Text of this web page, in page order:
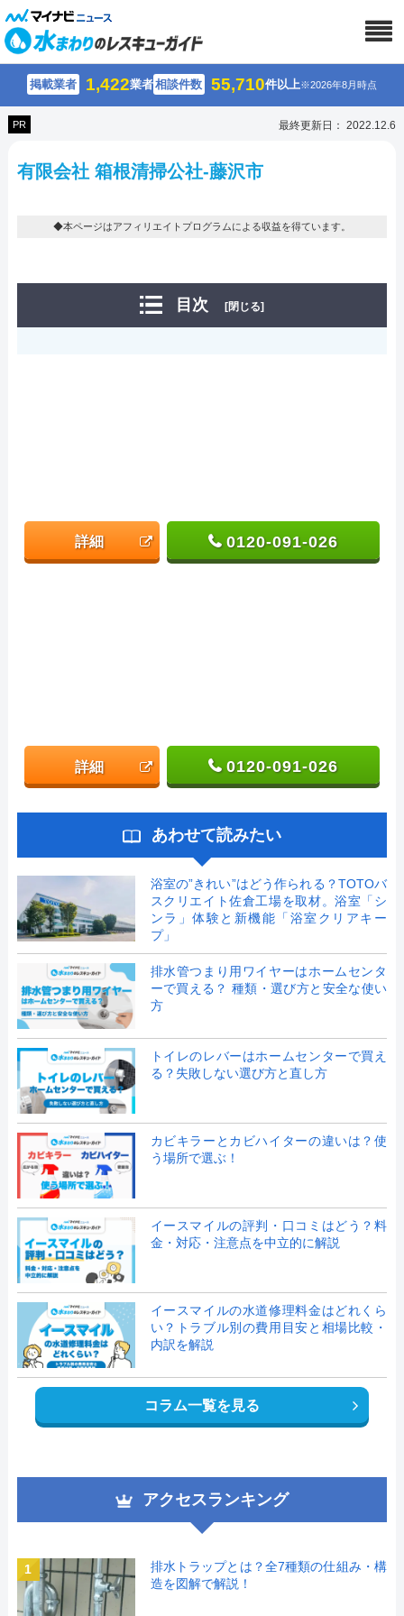
掲載業者 1,422業者相談件数 55,710件以上※2026年8月時点
PR 最終更新日： 2022.12.6
有限会社 箱根清掃公社-藤沢市
◆本ページはアフィリエイトプログラムによる収益を得ています。
目次 [閉じる]
詳細 0120-091-026
詳細 0120-091-026
あわせて読みたい
浴室の”きれい”はどう作られる？TOTOバ
スクリエイト佐倉工場を取材。浴室「シ
ンラ」体験と新機能「浴室クリアキー
プ」
排水管つまり用ワイヤーはホームセンタ
ーで買える？ 種類・選び方と安全な使い
方
トイレのレバーはホームセンターで買え
る？失敗しない選び方と直し方
カビキラーとカビハイターの違いは？使
う場所で選ぶ！
イースマイルの評判・口コミはどう？料
金・対応・注意点を中立的に解説
イースマイルの水道修理料金はどれくら
い？トラブル別の費用目安と相場比較・
内訳を解説
コラム一覧を見る
アクセスランキング
1
排水トラップとは？全7種類の仕組み・構
造を図解で解説！